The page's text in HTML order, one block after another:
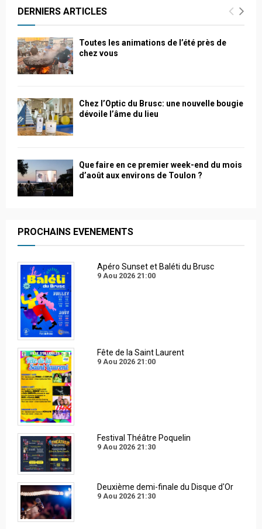
DERNIERS ARTICLES
Toutes les animations de l’été près de
chez vous
Chez l’Optic du Brusc: une nouvelle bougie
dévoile l’âme du lieu
Que faire en ce premier week-end du mois
d’août aux environs de Toulon ?
PROCHAINS EVENEMENTS
Apéro Sunset et Baléti du Brusc
9 Aou 2026 21:00
Fête de la Saint Laurent
9 Aou 2026 21:00
Festival Théâtre Poquelin
9 Aou 2026 21:30
Deuxième demi-finale du Disque d'Or
9 Aou 2026 21:30